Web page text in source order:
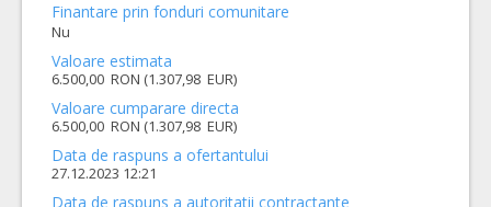
Finantare prin fonduri comunitare
Nu
Valoare estimata
6.500,00 RON (1.307,98 EUR)
Valoare cumparare directa
6.500,00 RON (1.307,98 EUR)
Data de raspuns a ofertantului
27.12.2023 12:21
Data de raspuns a autoritatii contractante